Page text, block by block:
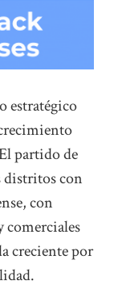
estratégico
partido de
distritos con
con
comerciales
creciente por